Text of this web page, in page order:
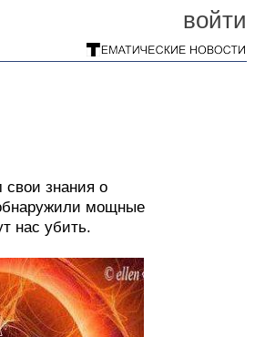
войти
свои знания о
мощные
нас убить.